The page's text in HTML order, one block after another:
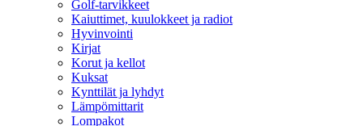
Golf-tarvikkeet
Kaiuttimet, kuulokkeet ja radiot
Hyvinvointi
Kirjat
Korut ja kellot
Kuksat
Kynttilät ja lyhdyt
Lämpömittarit
Lompakot